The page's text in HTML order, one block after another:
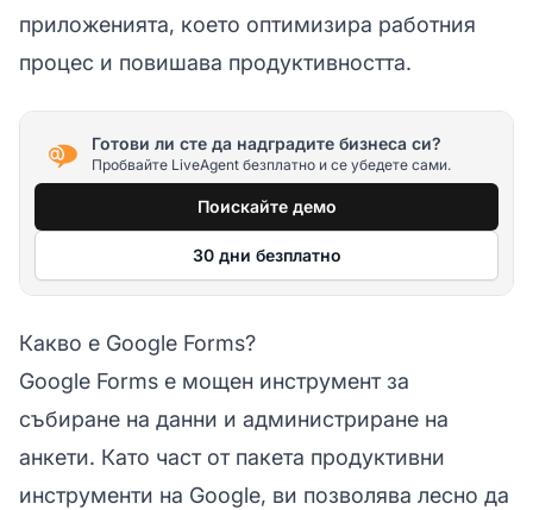
приложенията, което оптимизира работния
процес и повишава продуктивността.
Готови ли сте да надградите бизнеса си?
Пробвайте LiveAgent безплатно и се убедете сами.
Поискайте демо
30 дни безплатно
Какво е Google Forms?
Google Forms е мощен инструмент за
събиране на данни и администриране на
анкети. Като част от пакета продуктивни
инструменти на Google, ви позволява лесно да